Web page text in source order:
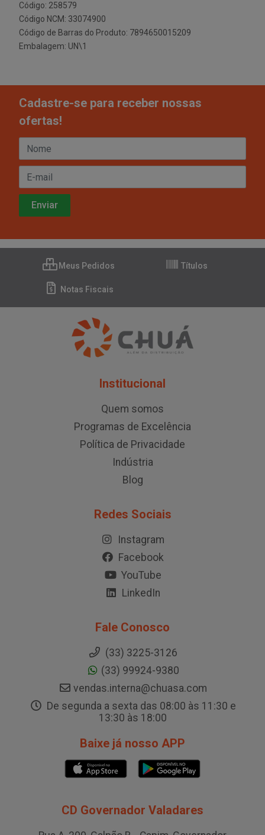
Código: 258579
Código NCM: 33074900
Código de Barras do Produto: 7894650015209
Embalagem: UN\1
Cadastre-se para receber nossas
ofertas!
Meus Pedidos Títulos
Notas Fiscais
Institucional
Quem somos
Programas de Excelência
Política de Privacidade
Indústria
Blog
Redes Sociais
Instagram
Facebook
YouTube
LinkedIn
Fale Conosco
(33) 3225-3126
(33) 99924-9380
vendas.interna@chuasa.com
De segunda a sexta das 08:00 às 11:30 e
13:30 às 18:00
Baixe já nosso APP
CD Governador Valadares